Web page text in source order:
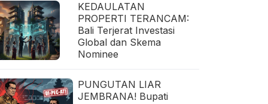
KEDAULATAN
PROPERTI TERANCAM:
Bali Terjerat Investasi
Global dan Skema
Nominee
PUNGUTAN LIAR
JEMBRANA! Bupati